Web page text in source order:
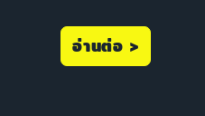
อ่านต่อ >